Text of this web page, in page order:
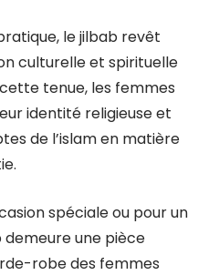
le jilbab revêt
culturelle et spirituelle
tenue, les femmes
identité religieuse et
de l’islam en matière
spéciale ou pour un
demeure une pièce
robe des femmes